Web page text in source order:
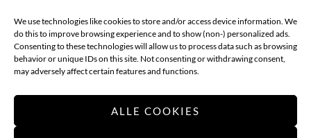
We use technologies like cookies to store and/or access device information. We
do this to improve browsing experience and to show (non-) personalized ads.
Consenting to these technologies will allow us to process data such as browsing
behavior or unique IDs on this site. Not consenting or withdrawing consent,
may adversely affect certain features and functions.
ALLE COOKIES
Follow
ABOUT DATENSCHUTZ
IMPRESSUM
COOKIE-RICHTLINIE (EU)